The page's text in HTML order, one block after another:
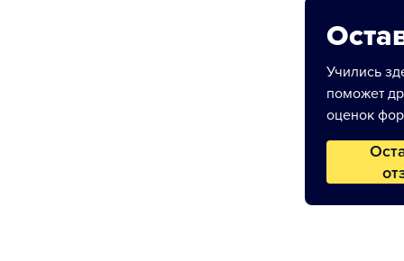
Учились
поможет
оценок